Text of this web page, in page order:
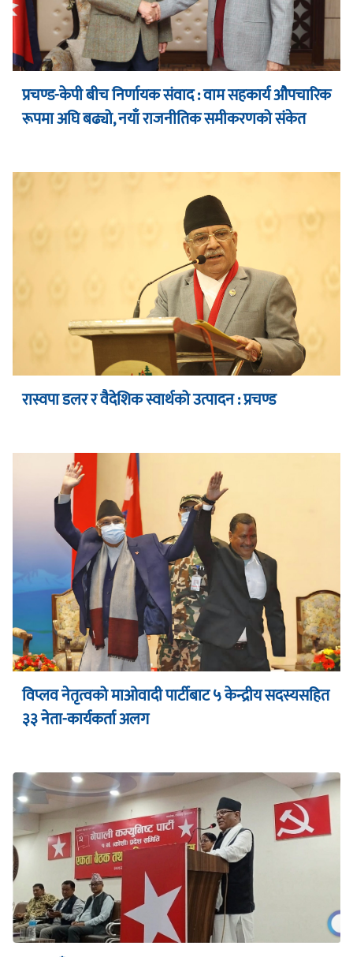
प्रचण्ड-केपी बीच निर्णायक संवाद : वाम सहकार्य औपचारिक
रूपमा अघि बढ्यो, नयाँ राजनीतिक समीकरणको संकेत
रास्वपा डलर र वैदेशिक स्वार्थको उत्पादन : प्रचण्ड
विप्लव नेतृत्वको माओवादी पार्टीबाट ५ केन्द्रीय सदस्यसहित
३३ नेता-कार्यकर्ता अलग